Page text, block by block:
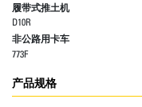
履带式推土机
D10R
非公路用卡车
773F
产品规格